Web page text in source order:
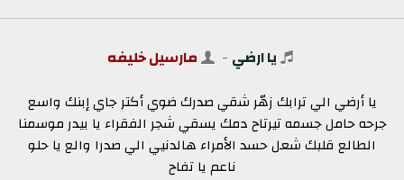
يا ارضي - مارسيل خليفه
يا أرضي الي ترابك زهّر شقي صدرك ضوي أكتر جاي إبنك واسع
جرحه حامل جسمه تيرتاح دمك يسقي شجر الفقراء يا بيدر موسمنا
الطالع قلبك شعل حسد الأمراء هالدنيي الي صدرا والع يا حلو
ناعم يا تفاح